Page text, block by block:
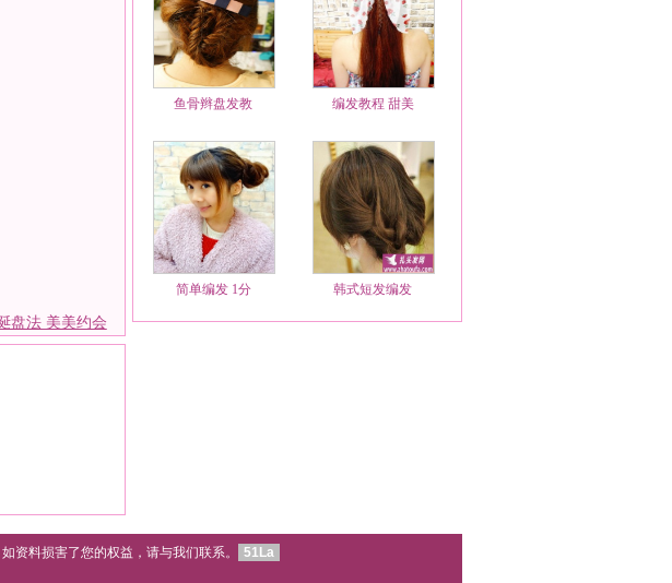
盘法 美美约会
鱼骨辫盘发教 编发教程 甜美
简单编发 1分 韩式短发编发
资料损害了您的权益，请与我们联系。 51La